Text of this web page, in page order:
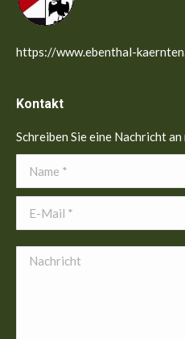
https://www.ebenthal-
Kontakt
Schreiben Sie eine Nachricht
Name *
E-Mail *
Nachricht